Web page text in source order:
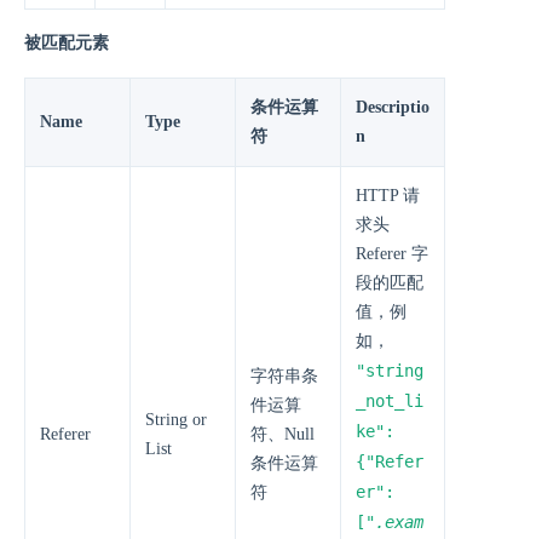
被匹配元素
Name Type
条件运算
符
Descriptio
n
Referer
String or
List
字符串条
件运算
符、Null
条件运算
符
HTTP 请
求头
Referer 字
段的匹配
值，例
如，
"string
_not_li
ke":
{"Refer
er":
[".exam